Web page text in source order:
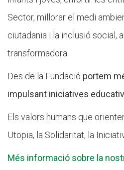
Sector, millorar el medi
ciutadania i la inclusió social,
transformadora
Des de la Fundació portem
impulsant iniciatives
Els valors humans que
Utopia, la Solidaritat, la
Més informació sobre la